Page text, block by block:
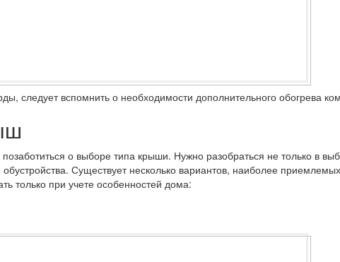
следует вспомнить о необходимости дополнительного обогрева
о выборе типа крыши. Нужно разобраться не только в
Существует несколько вариантов, наиболее
только при учете особенностей дома: